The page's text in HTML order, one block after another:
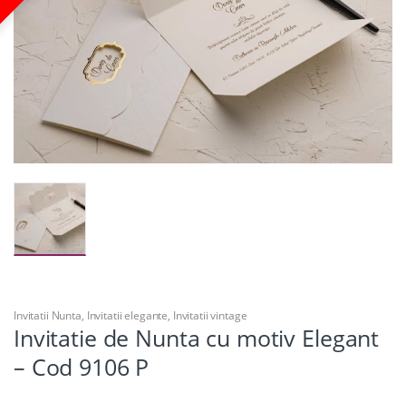
Invitatii Nunta, Invitatii elegante, Invitatii vintage
Invitatie de Nunta cu motiv Elegant
– Cod 9106 P